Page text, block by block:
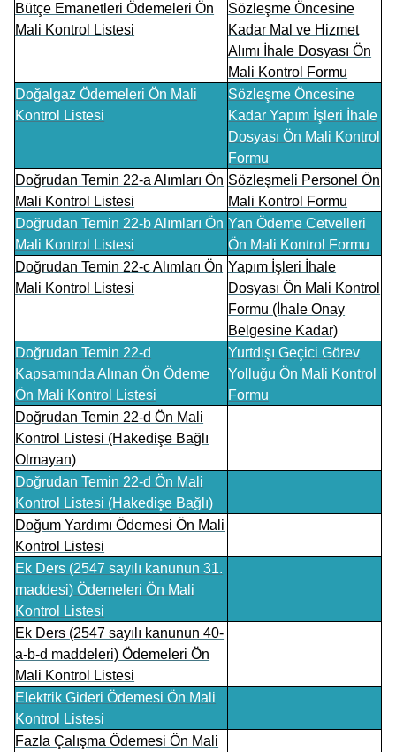
Bütçe Emanetleri Ödemeleri Ön
Mali Kontrol Listesi
Sözleşme Öncesine
Kadar Mal ve Hizmet
Alımı İhale Dosyası Ön
Mali Kontrol Formu
Doğalgaz Ödemeleri Ön Mali
Kontrol Listesi
Sözleşme Öncesine
Kadar Yapım İşleri İhale
Dosyası Ön Mali Kontrol
Formu
Doğrudan Temin 22-a Alımları Ön
Mali Kontrol Listesi
Sözleşmeli Personel Ön
Mali Kontrol Formu
Doğrudan Temin 22-b Alımları Ön
Mali Kontrol Listesi
Yan Ödeme Cetvelleri
Ön Mali Kontrol Formu
Doğrudan Temin 22-c Alımları Ön
Mali Kontrol Listesi
Yapım İşleri İhale
Dosyası Ön Mali Kontrol
Formu (İhale Onay
Belgesine Kadar)
Doğrudan Temin 22-d
Kapsamında Alınan Ön Ödeme
Ön Mali Kontrol Listesi
Yurtdışı Geçici Görev
Yolluğu Ön Mali Kontrol
Formu
Doğrudan Temin 22-d Ön Mali
Kontrol Listesi (Hakedişe Bağlı
Olmayan)
Doğrudan Temin 22-d Ön Mali
Kontrol Listesi (Hakedişe Bağlı)
Doğum Yardımı Ödemesi Ön Mali
Kontrol Listesi
Ek Ders (2547 sayılı kanunun 31.
maddesi) Ödemeleri Ön Mali
Kontrol Listesi
Ek Ders (2547 sayılı kanunun 40-
a-b-d maddeleri) Ödemeleri Ön
Mali Kontrol Listesi
Elektrik Gideri Ödemesi Ön Mali
Kontrol Listesi
Fazla Çalışma Ödemesi Ön Mali